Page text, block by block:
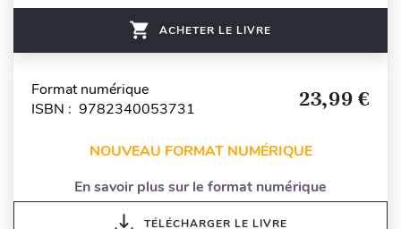
ACHETER LE LIVRE
Format numérique
ISBN : 9782340053731
23,99 €
NOUVEAU FORMAT NUMÉRIQUE
En savoir plus sur le format numérique
TÉLÉCHARGER LE LIVRE